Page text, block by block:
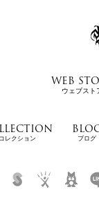
WEB
ウェブスト
レクション ブログ